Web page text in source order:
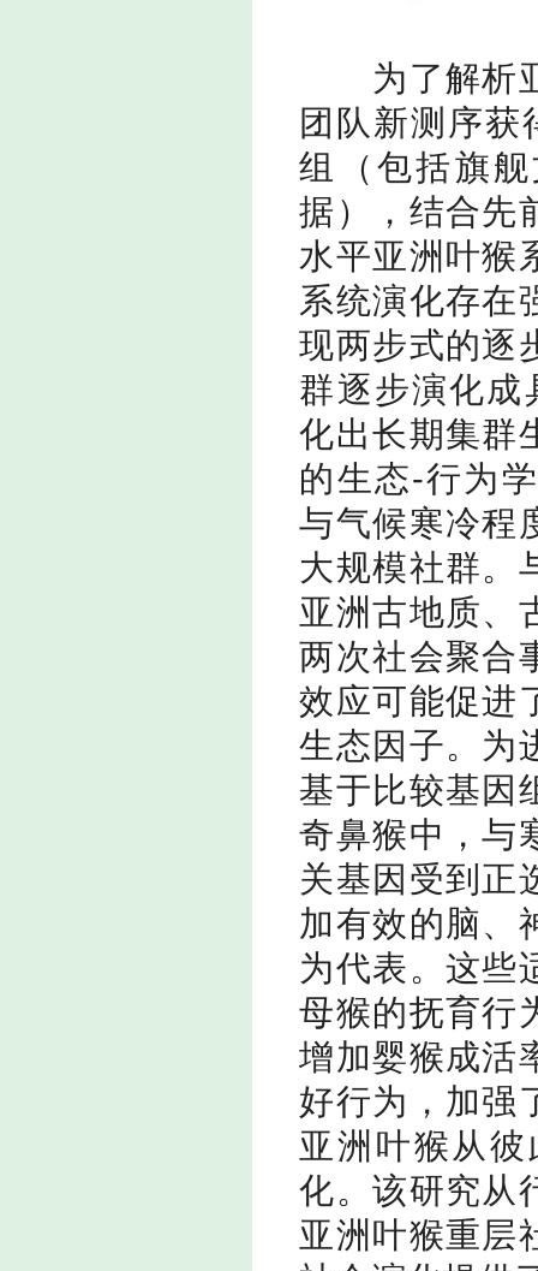
为了解析
团队新测序获
组（包括旗
据），结合先
水平亚洲叶猴
系统演化存在
现两步式的逐
群逐步演化成
化出长期集群
的生态-行为
与气候寒冷程
大规模社群。
亚洲古地质、
两次社会聚合
效应可能促进
生态因子。为
基于比较基因
奇鼻猴中，与
关基因受到正
加有效的脑、
为代表。这些
母猴的抚育行
增加婴猴成活
好行为，加强
亚洲叶猴从
化。该研究从
亚洲叶猴重层